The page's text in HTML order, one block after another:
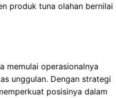
produk tuna olahan bernilai
memulai operasionalnya
unggulan. Dengan strategi
posisinya dalam